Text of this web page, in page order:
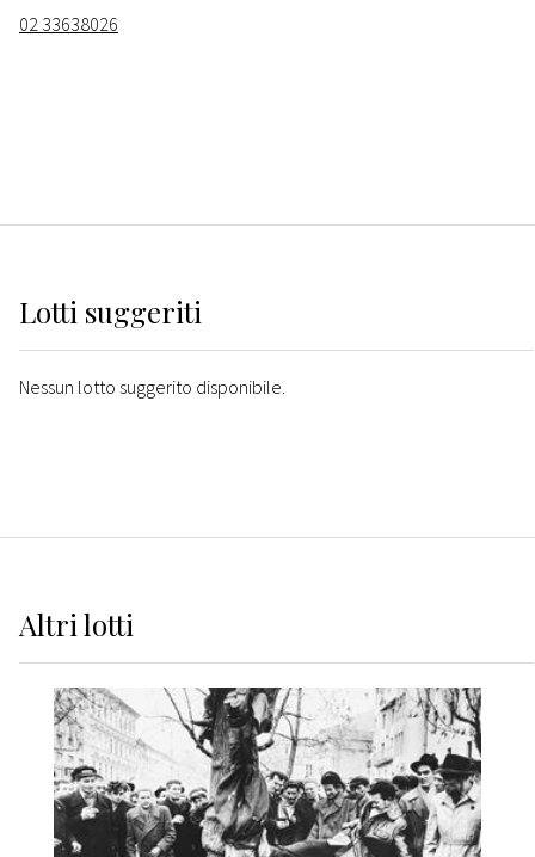
02 33638026
Lotti suggeriti
Nessun lotto suggerito disponibile.
Altrilotti